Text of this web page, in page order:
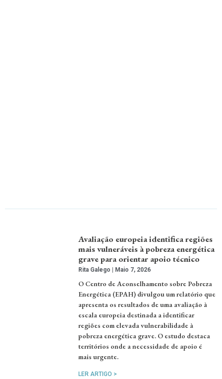
Avaliação europeia identifica regiões
mais vulneráveis à pobreza energética
grave para orientar apoio técnico
Rita Galego Maio 7, 2026
O Centro de Aconselhamento sobre Pobreza
Energética (EPAH) divulgou um relatório que
apresenta os resultados de uma avaliação à
escala europeia destinada a identificar
regiões com elevada vulnerabilidade à
pobreza energética grave. O estudo destaca
territórios onde a necessidade de apoio é
mais urgente.
LER ARTIGO >